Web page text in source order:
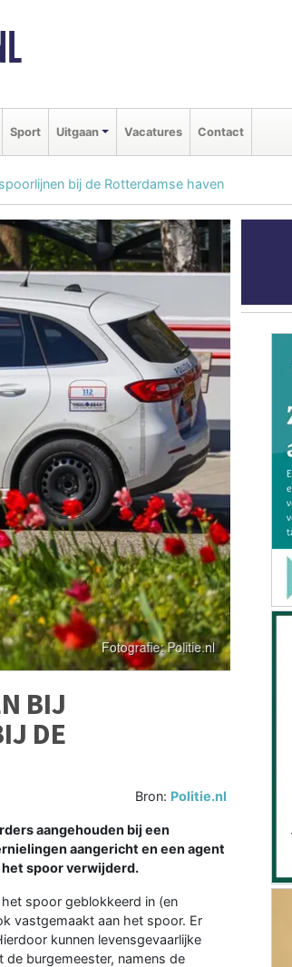
Sport Uitgaan Vacatures Contact
bij de Rotterdamse haven
BIJ
DE
Bron: Politie.nl
aangehouden bij een
aangericht en een agent
het spoor verwijderd.
spoor geblokkeerd in (en
vastgemaakt aan het spoor. Er
kunnen levensgevaarlijke
burgemeester, namens de